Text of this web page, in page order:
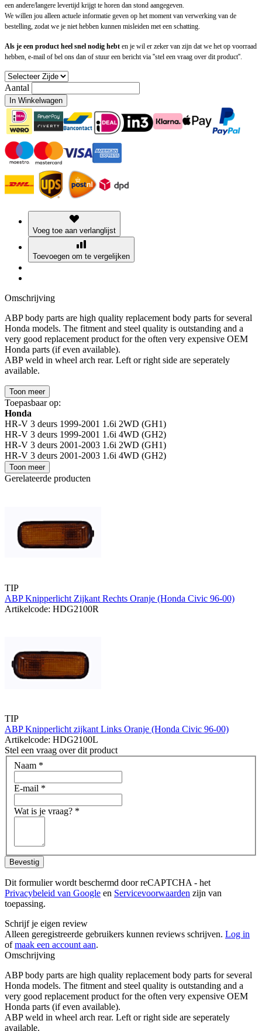
een andere/langere levertijd krijgt te horen dan stond aangegeven.
We willen jou alleen actuele informatie geven op het moment van verwerking van de
bestelling, zodat we je niet hebben kunnen misleiden met een schatting.
Als je een product heel snel nodig hebt en je wil er zeker van zijn dat we het op voorraad
hebben, e-mail of bel ons dan of stuur een bericht via ''stel een vraag over dit product''.
Aantal
In Winkelwagen
Voeg toe aan verlanglijst
Toevoegen om te vergelijken
Omschrijving
ABP body parts are high quality replacement body parts for several
Honda models. The fitment and steel quality is outstanding and a
very good replacement product for the often very expensive OEM
Honda parts (if even available).
ABP weld in wheel arch rear. Left or right side are seperately
available.
Toon meer
Toepasbaar op:
Honda
HR-V 3 deurs 1999-2001 1.6i 2WD (GH1)
HR-V 3 deurs 1999-2001 1.6i 4WD (GH2)
HR-V 3 deurs 2001-2003 1.6i 2WD (GH1)
HR-V 3 deurs 2001-2003 1.6i 4WD (GH2)
Toon meer
Gerelateerde producten
TIP
ABP Knipperlicht Zijkant Rechts Oranje (Honda Civic 96-00)
Artikelcode: HDG2100R
TIP
ABP Knipperlicht zijkant Links Oranje (Honda Civic 96-00)
Artikelcode: HDG2100L
Stel een vraag over dit product
Naam *
E-mail *
Wat is je vraag? *
Bevestig
Dit formulier wordt beschermd door reCAPTCHA - het
Privacybeleid van Google en Servicevoorwaarden zijn van
toepassing.
Schrijf je eigen review
Alleen geregistreerde gebruikers kunnen reviews schrijven. Log in
ofmaak een account aan.
Omschrijving
ABP body parts are high quality replacement body parts for several
Honda models. The fitment and steel quality is outstanding and a
very good replacement product for the often very expensive OEM
Honda parts (if even available).
ABP weld in wheel arch rear. Left or right side are seperately
available.